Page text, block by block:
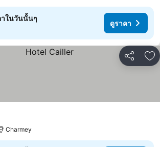
าในวันนั้นๆ
ดูราคา
แชร์ เ
Charmey